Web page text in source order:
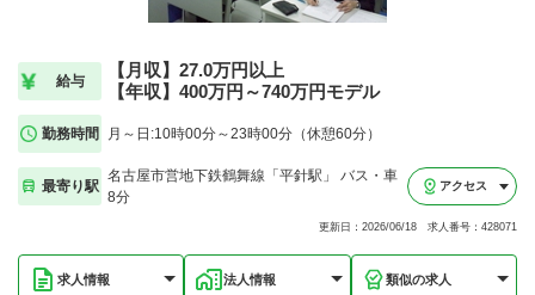
給与
【月収】27.0万円以上
【年収】400万円～740万円モデル
勤務時間 月～日:10時00分～23時00分（休憩60分）
最寄り駅
名古屋市営地下鉄鶴舞線「平針駅」 バス・車
8分
アクセス
更新日：2026/06/18 求人番号：428071
求人情報 法人情報 類似の求人